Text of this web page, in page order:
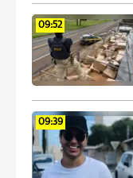
09:52
09:39